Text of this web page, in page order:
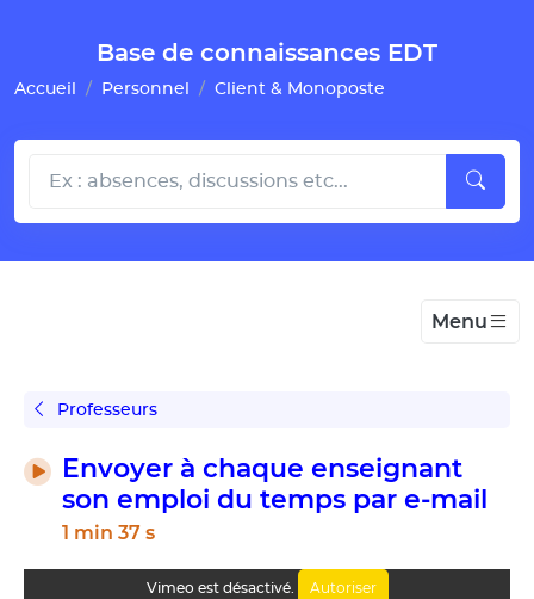
Base de connaissances EDT
Accueil Personnel Client & Monoposte
Menu
Professeurs
Envoyer à chaque enseignant
son emploi du temps par e-mail
1 min 37 s
Vimeo est désactivé. Autoriser